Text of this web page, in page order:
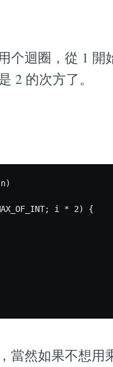
个迴圈，從 1
2 的次方了。
i * 2) {
當然如果不想用